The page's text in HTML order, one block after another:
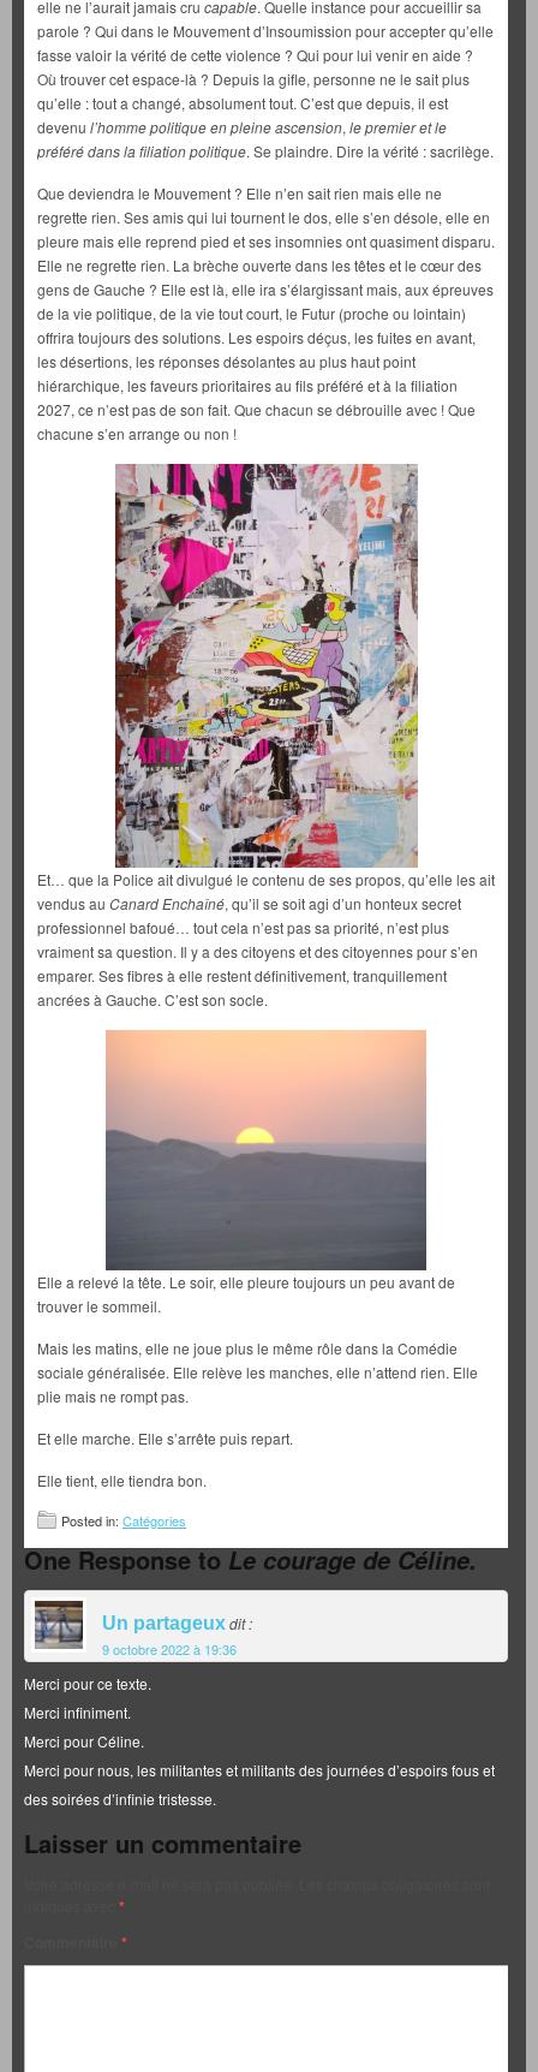
elle ne l’aurait jamais cru capable. Quelle instance pour accueillir sa
parole ? Qui dans le Mouvement d’Insoumission pour accepter qu’elle
fasse valoir la vérité de cette violence ? Qui pour lui venir en aide ?
Où trouver cet espace-là ? Depuis la gifle, personne ne le sait plus
qu’elle : tout a changé, absolument tout. C’est que depuis, il est
devenu l’homme politique en pleine ascension, le premier et le
préféré dans la filiation politique. Se plaindre. Dire la vérité : sacrilège.
Que deviendra le Mouvement ? Elle n’en sait rien mais elle ne
regrette rien. Ses amis qui lui tournent le dos, elle s’en désole, elle en
pleure mais elle reprend pied et ses insomnies ont quasiment disparu.
Elle ne regrette rien. La brèche ouverte dans les têtes et le cœur des
gens de Gauche ? Elle est là, elle ira s’élargissant mais, aux épreuves
de la vie politique, de la vie tout court, le Futur (proche ou lointain)
offrira toujours des solutions. Les espoirs déçus, les fuites en avant,
les désertions, les réponses désolantes au plus haut point
hiérarchique, les faveurs prioritaires au fils préféré et à la filiation
2027, ce n’est pas de son fait. Que chacun se débrouille avec ! Que
chacune s’en arrange ou non !
Et… que la Police ait divulgué le contenu de ses propos, qu’elle les ait
vendus au Canard Enchaîné, qu’il se soit agi d’un honteux secret
professionnel bafoué… tout cela n’est pas sa priorité, n’est plus
vraiment sa question. Il y a des citoyens et des citoyennes pour s’en
emparer. Ses fibres à elle restent définitivement, tranquillement
ancrées à Gauche. C’est son socle.
Elle a relevé la tête. Le soir, elle pleure toujours un peu avant de
trouver le sommeil.
Mais les matins, elle ne joue plus le même rôle dans la Comédie
sociale généralisée. Elle relève les manches, elle n’attend rien. Elle
plie mais ne rompt pas.
Et elle marche. Elle s’arrête puis repart.
Elle tient, elle tiendra bon.
Posted in: Catégories
One Response toLe courage de Céline.
Un partageuxdit :
9 octobre 2022 à 19:36
Merci pour ce texte.
Merci infiniment.
Merci pour Céline.
Merci pour nous, les militantes et militants des journées d’espoirs fous et
des soirées d’infinie tristesse.
Laisser un commentaire
*
*